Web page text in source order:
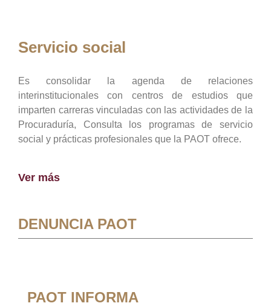
Servicio social
Es consolidar la agenda de relaciones
interinstitucionales con centros de estudios que
imparten carreras vinculadas con las actividades de la
Procuraduría, Consulta los programas de servicio
social y prácticas profesionales que la PAOT ofrece.
Ver más
DENUNCIA PAOT
PAOT INFORMA